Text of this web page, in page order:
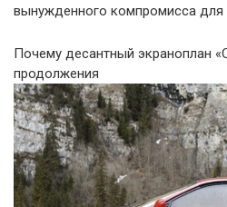
вынужденного компромисса для
Почему десантный экраноплан
продолжения